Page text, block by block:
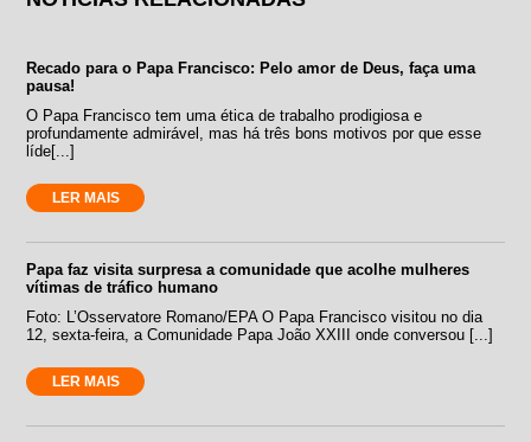
Recado para o Papa Francisco: Pelo amor de Deus, faça uma
pausa!
O Papa Francisco tem uma ética de trabalho prodigiosa e
profundamente admirável, mas há três bons motivos por que esse
líde[...]
LER MAIS
Papa faz visita surpresa a comunidade que acolhe mulheres
vítimas de tráfico humano
Foto: L’Osservatore Romano/EPA O Papa Francisco visitou no dia
12, sexta-feira, a Comunidade Papa João XXIII onde conversou [...]
LER MAIS